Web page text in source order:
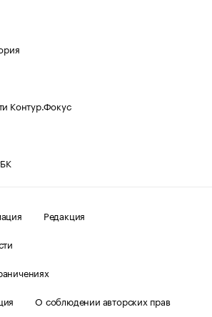
Контур.Фокус
Редакция
О соблюдении авторских прав